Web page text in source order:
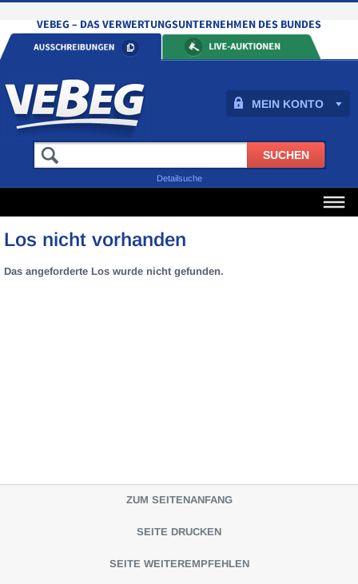
MEIN KONTO
Detailsuche
Los nicht vorhanden
Das angeforderte Los wurde nicht gefunden.
ZUM SEITENANFANG
SEITE DRUCKEN
SEITE WEITEREMPFEHLEN